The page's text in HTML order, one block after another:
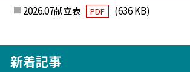
2026.07献立表 PDF (636 KB)
新着記事